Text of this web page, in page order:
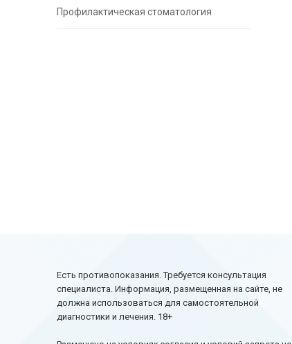
Профилактическая стоматология
Есть противопоказания. Требуется консультация
специалиста. Информация, размещенная на сайте, не
должна использоваться для самостоятельной
диагностики и лечения. 18+